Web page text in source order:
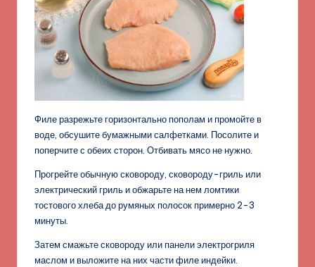
Филе разрежьте горизонтально пополам и промойте в
воде, обсушите бумажными салфетками. Посолите и
поперчите с обеих сторон. Отбивать мясо не нужно.
Прогрейте обычную сковороду, сковороду-гриль или
электрический гриль и обжарьте на нем ломтики
тостового хлеба до румяных полосок примерно 2-3
минуты.
Затем смажьте сковороду или панели электрогриля
маслом и выложите на них части филе индейки.